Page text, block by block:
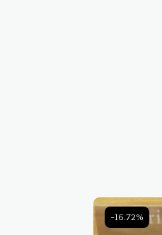
-16.72%